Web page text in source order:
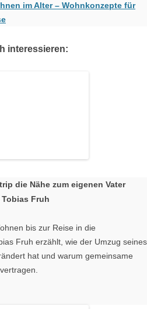
im Alter – Wohnkonzepte für
interessieren:
die Nähe zum eigenen Vater
Fruh
bis zur Reise in die
Fruh erzählt, wie der Umzug seines
hat und warum gemeinsame